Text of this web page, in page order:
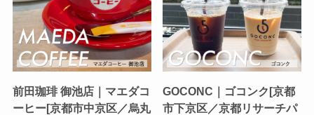
前田珈琲 御池店｜マエダコ
ーヒー[京都市中京区／烏丸
GOCONC｜ゴコンク[京都
市下京区／京都リサーチパ